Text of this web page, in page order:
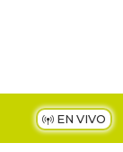
EN VIVO